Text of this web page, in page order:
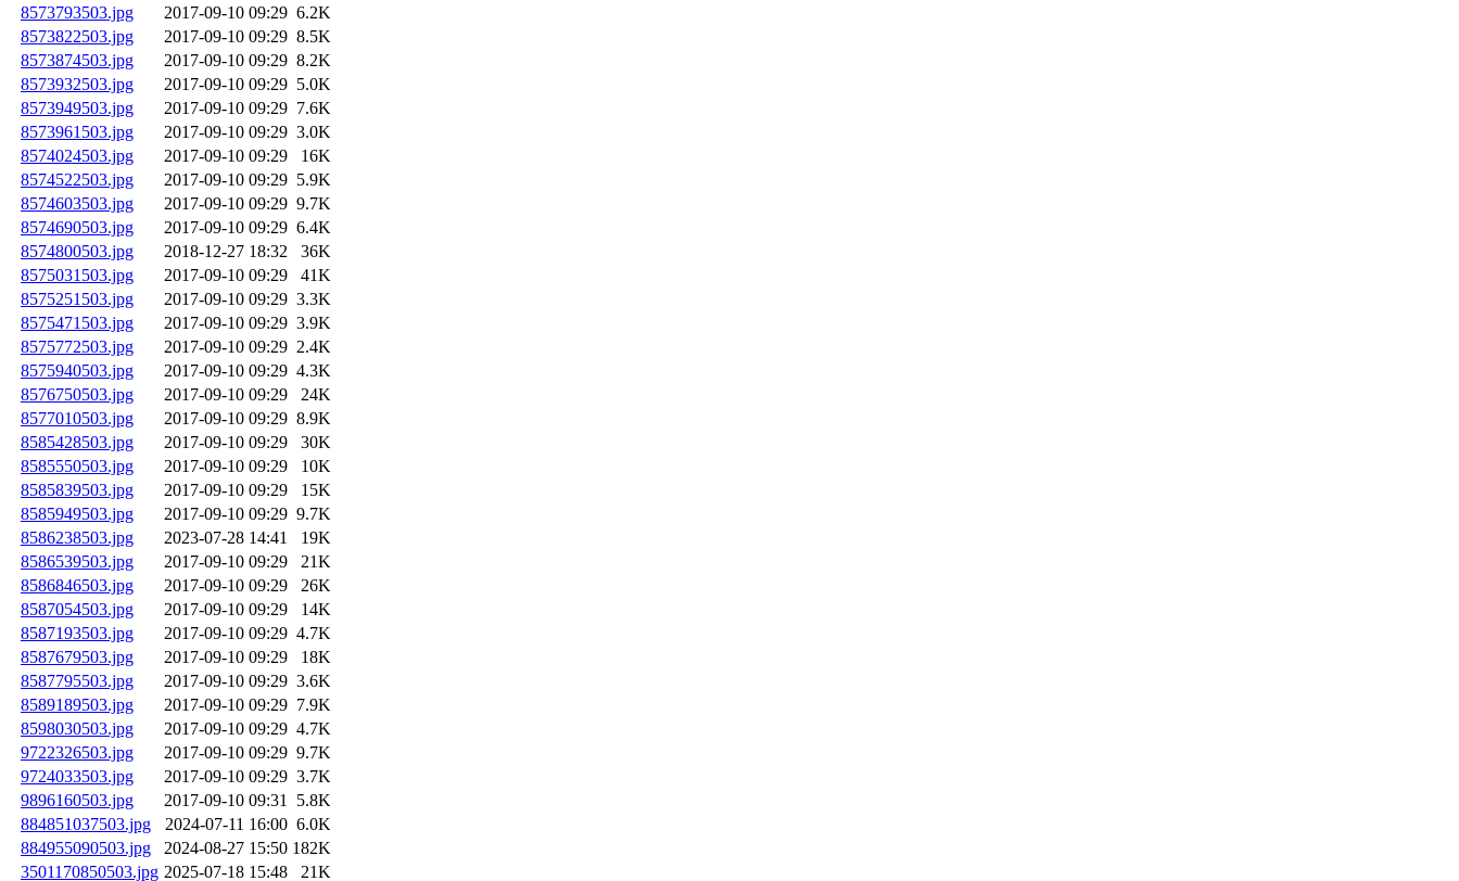
8573793503.jpg
2017-09-10 09:29 6.2K
8573822503.jpg
2017-09-10 09:29 8.5K
8573874503.jpg
2017-09-10 09:29 8.2K
8573932503.jpg
2017-09-10 09:29 5.0K
8573949503.jpg
2017-09-10 09:29 7.6K
8573961503.jpg
2017-09-10 09:29 3.0K
8574024503.jpg
2017-09-10 09:29
16K
8574522503.jpg
2017-09-10 09:29 5.9K
8574603503.jpg
2017-09-10 09:29 9.7K
8574690503.jpg
2017-09-10 09:29 6.4K
8574800503.jpg
2018-12-27 18:32
36K
8575031503.jpg
2017-09-10 09:29
41K
8575251503.jpg
2017-09-10 09:29 3.3K
8575471503.jpg
2017-09-10 09:29 3.9K
8575772503.jpg
2017-09-10 09:29 2.4K
8575940503.jpg
2017-09-10 09:29 4.3K
8576750503.jpg
2017-09-10 09:29
24K
8577010503.jpg
2017-09-10 09:29 8.9K
8585428503.jpg
2017-09-10 09:29
30K
8585550503.jpg
2017-09-10 09:29
10K
8585839503.jpg
2017-09-10 09:29
15K
8585949503.jpg
2017-09-10 09:29 9.7K
8586238503.jpg
2023-07-28 14:41
19K
8586539503.jpg
2017-09-10 09:29
21K
8586846503.jpg
2017-09-10 09:29
26K
8587054503.jpg
2017-09-10 09:29
14K
8587193503.jpg
2017-09-10 09:29 4.7K
8587679503.jpg
2017-09-10 09:29
18K
8587795503.jpg
2017-09-10 09:29 3.6K
8589189503.jpg
2017-09-10 09:29 7.9K
8598030503.jpg
2017-09-10 09:29 4.7K
9722326503.jpg
2017-09-10 09:29 9.7K
9724033503.jpg
2017-09-10 09:29 3.7K
9896160503.jpg
2017-09-10 09:31 5.8K
884851037503.jpg
2024-07-11 16:00 6.0K
884955090503.jpg
2024-08-27 15:50 182K
3501170850503.jpg 2025-07-18 15:48 21K